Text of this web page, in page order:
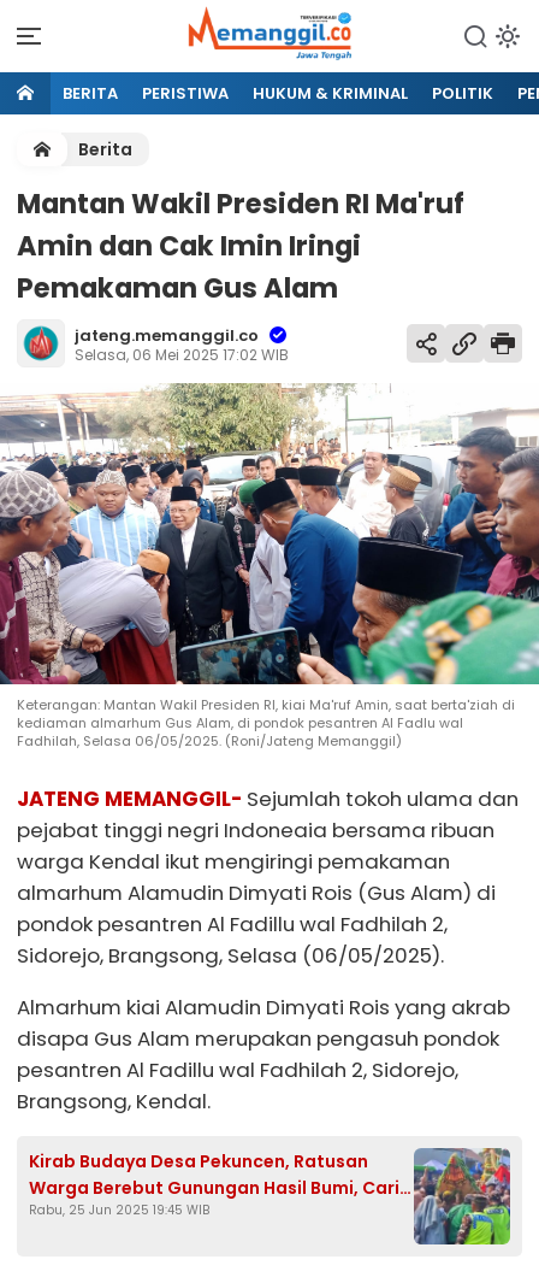
BERITA PERISTIWA HUKUM & KRIMINAL POLITIK
Berita
Mantan Wakil Presiden RI Ma'ruf
Amin dan Cak Imin Iringi
Pemakaman Gus Alam
jateng.memanggil.co
Selasa, 06 Mei 2025 17:02 WIB
Keterangan: Mantan Wakil Presiden RI, kiai Ma'ruf Amin, saat berta'ziah di
kediaman almarhum Gus Alam, di pondok pesantren Al Fadlu wal
Fadhilah, Selasa 06/05/2025. (Roni/Jateng Memanggil)
JATENG MEMANGGIL- Sejumlah tokoh ulama dan
pejabat tinggi negri Indoneaia bersama ribuan
warga Kendal ikut mengiringi pemakaman
almarhum Alamudin Dimyati Rois (Gus Alam) di
pondok pesantren Al Fadillu wal Fadhilah 2,
Sidorejo, Brangsong, Selasa (06/05/2025).
Almarhum kiai Alamudin Dimyati Rois yang akrab
disapa Gus Alam merupakan pengasuh pondok
pesantren Al Fadillu wal Fadhilah 2, Sidorejo,
Brangsong, Kendal.
Kirab Budaya Desa Pekuncen, Ratusan
Warga Berebut Gunungan Hasil Bumi, Cari
Keberkahan
Rabu, 25 Jun 2025 19:45 WIB